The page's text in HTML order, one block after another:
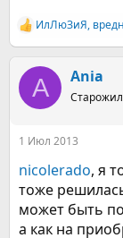
Р
е
к
ц
и
ИлЛюЗиЯ,
A Ania
Старожил
1 Июл 2013
nicolerado, я
тоже
может быть
а как на